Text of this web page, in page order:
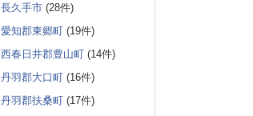
長久手市 (28件)
愛知郡東郷町 (19件)
西春日井郡豊山町 (14件)
丹羽郡大口町 (16件)
丹羽郡扶桑町 (17件)